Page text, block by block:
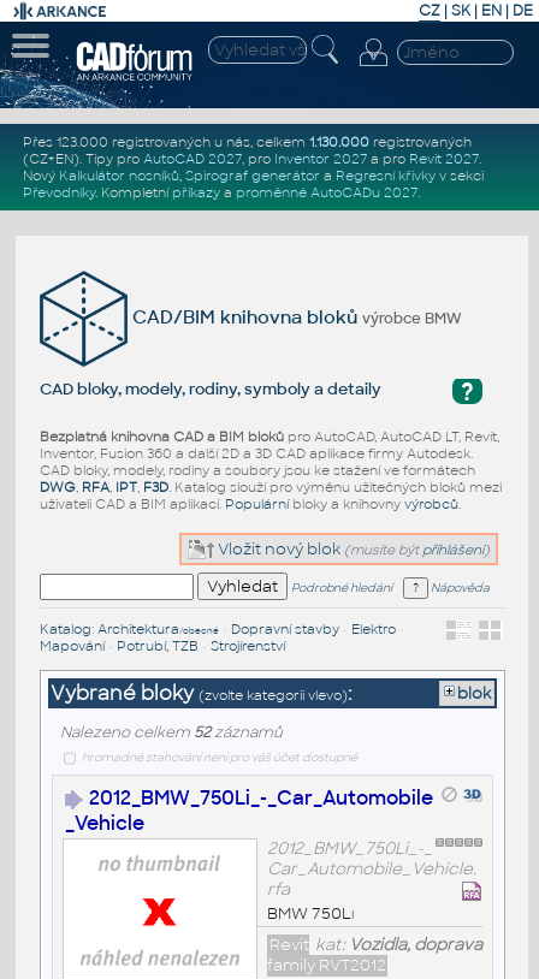
CZ | SK| EN | DE
Přes 123.000 registrovaných u nás, celkem 1.130.000registrovaných
(CZ+EN). Tipy pro AutoCAD 2027, pro Inventor 2027a pro Revit 2027.
Nový Kalkulátor nosníků, Spirograf generátor a Regresní křivkyv sekci
Převodníky. Kompletní příkazya proměnné AutoCADu 2027.
CAD/BIM knihovna blokůvýrobce BMW
?
CAD bloky, modely, rodiny, symboly a detaily
Bezplatná knihovna CAD a BIM blokůpro AutoCAD, AutoCAD LT, Revit,
Inventor, Fusion 360 a další 2D a 3D CAD aplikace firmy Autodesk.
CAD bloky, modely, rodiny a soubory jsou ke stažení ve formátech
DWG, RFA, IPT, F3D. Katalog slouží pro výměnu užitečných bloků mezi
uživateli CAD a BIM aplikací. Populárníbloky a knihovny výrobců.
Vložit nový blok (musíte být přihlášeni)
Podrobné hledání Nápověda
Katalog: Architektura/obecné• Dopravní stavby• Elektro•
Mapování• Potrubí, TZB • Strojírenství
Vybrané bloky (zvolte kategorii vlevo): blok
Nalezeno celkem 52záznamů
hromadné stahování není pro váš účet dostupné
2012_BMW_750Li_-_Car_Automobile
_Vehicle
2012_BMW_750Li_-_
Car_Automobile_Vehicle.
rfa
BMW 750Li
kat: Vozidla, doprava
Revit
family RVT2012